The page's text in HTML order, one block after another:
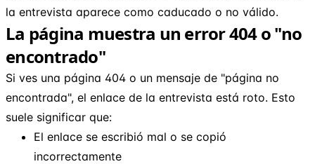
la entrevista aparece como caducado o no válido.
La página muestra un error 404 o "no
encontrado"
Si ves una página 404 o un mensaje de "página no
encontrada", el enlace de la entrevista está roto. Esto
suele significar que:
El enlace se escribió mal o se copió
incorrectamente